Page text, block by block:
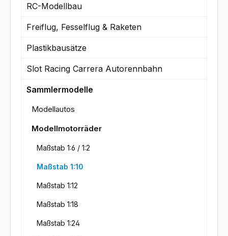
RC-Modellbau
Freiflug, Fesselflug & Raketen
Plastikbausätze
Slot Racing Carrera Autorennbahn
Sammlermodelle
Modellautos
Modellmotorräder
Maßstab 1:6 / 1:2
Maßstab 1:10
Maßstab 1:12
Maßstab 1:18
Maßstab 1:24